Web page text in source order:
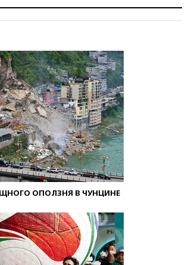
ОПОЛЗНЯ В ЧУНЦИНЕ